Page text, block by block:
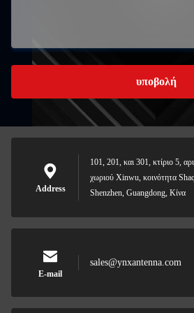
υποβολή
Address
101, 201, και 301, κτίριο 5,
χωριού Xinwu, κοινότητα
Shenzhen, Guangdong, Κίνα
E-mail
sales@ynxantenna.com